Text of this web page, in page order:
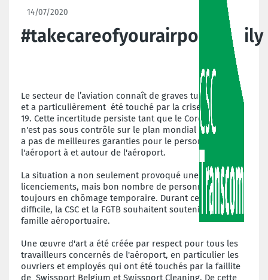
14/07/2020
#takecareofyourairportfamily
Le secteur de l’aviation connaît de graves turbulences
et a particulièrement été touché par la crise de Covid
19. Cette incertitude persiste tant que le Coronavirus
n'est pas sous contrôle sur le plan mondial et qu'il n'y
a pas de meilleures garanties pour le personnel de
l'aéroport à et autour de l'aéroport.
La situation a non seulement provoqué une série de
licenciements, mais bon nombre de personnes sont
toujours en chômage temporaire. Durant cette période
difficile, la CSC et la FGTB souhaitent soutenir la grande
famille aéroportuaire.
Une œuvre d'art a été créée par respect pour tous les
travailleurs concernés de l'aéroport, en particulier les
ouvriers et employés qui ont été touchés par la faillite
de Swissport Belgium et Swissport Cleaning. De cette